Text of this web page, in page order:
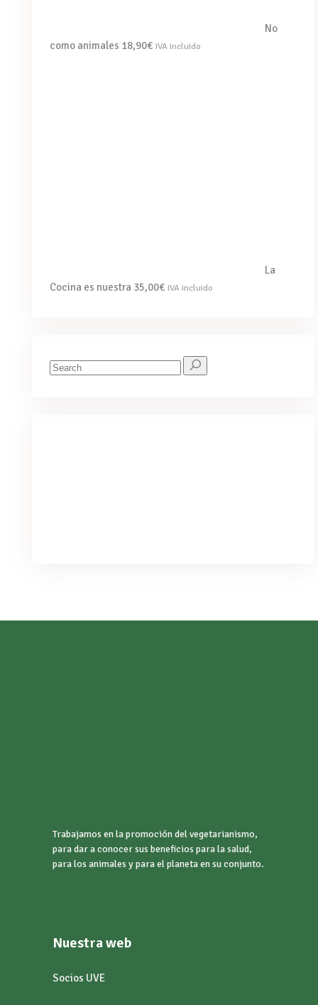
No
como animales 18,90€ IVA incluido
La
Cocina es nuestra 35,00€ IVA incluido
Search
Trabajamos en la promoción del vegetarianismo,
para dar a conocer sus beneficios para la salud,
para los animales y para el planeta en su conjunto.
Nuestra web
Socios UVE